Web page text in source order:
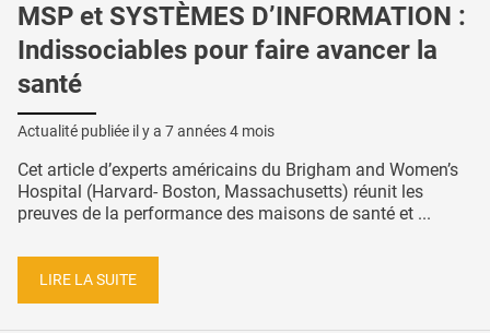
MSP et SYSTÈMES D’INFORMATION :
Indissociables pour faire avancer la
santé
Actualité publiée il y a 7 années 4 mois
Cet article d’experts américains du Brigham and Women’s
Hospital (Harvard- Boston, Massachusetts) réunit les
preuves de la performance des maisons de santé et ...
LIRE LA SUITE